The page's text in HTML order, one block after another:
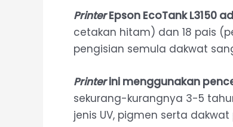
PrinterEpson EcoTank L3150
cetakan hitam) dan 18 pais
pengisian semula dakwat
Printerini menggunakan
sekurang-kurangnya 3-5
jenis UV, pigmen serta